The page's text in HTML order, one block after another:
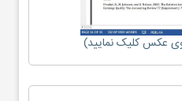
عکس کلیک نمایید)